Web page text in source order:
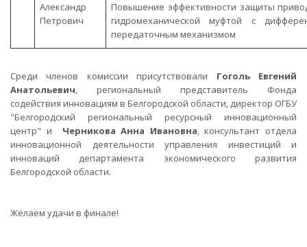
Александр
Петрович
Повышение эффективности защиты
гидромеханической муфтой с
передаточным механизмом
Среди членов комиссии присутствовали Гоголь Евгений
Анатольевич, региональный представитель Фонда
содействия инновациям в Белгородской области, директор ОГБУ
"Белгородский региональный ресурсный инновационный
центр" и Черникова Анна Ивановна, консультант отдела
инновационной деятельности управления инвестиций и
инноваций департамента экономического развития
Белгородской области.
Желаем удачи в финале!